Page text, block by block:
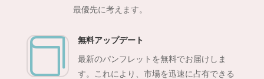
最優先に考えます。
 無料アップデート
最新のパンフレットを無料でお届けしま
す。これにより、市場を迅速に占有できる